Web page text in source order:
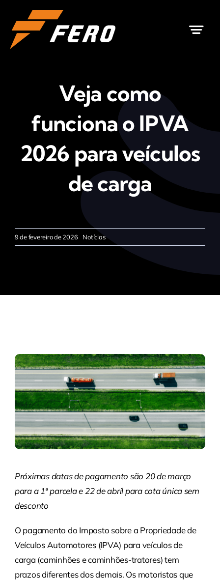
para
conteúdo
Veja como
funciona o IPVA
2026 para veículos
de carga
9 de fevereiro de 2026 Notícias
Próximas datas de pagamento são 20 de março
para a 1ª parcela e 22 de abril para cota única sem
desconto
O pagamento do Imposto sobre a Propriedade de
Veículos Automotores (IPVA) para veículos de
carga (caminhões e caminhões-tratores) tem
prazos diferentes dos demais. Os motoristas que